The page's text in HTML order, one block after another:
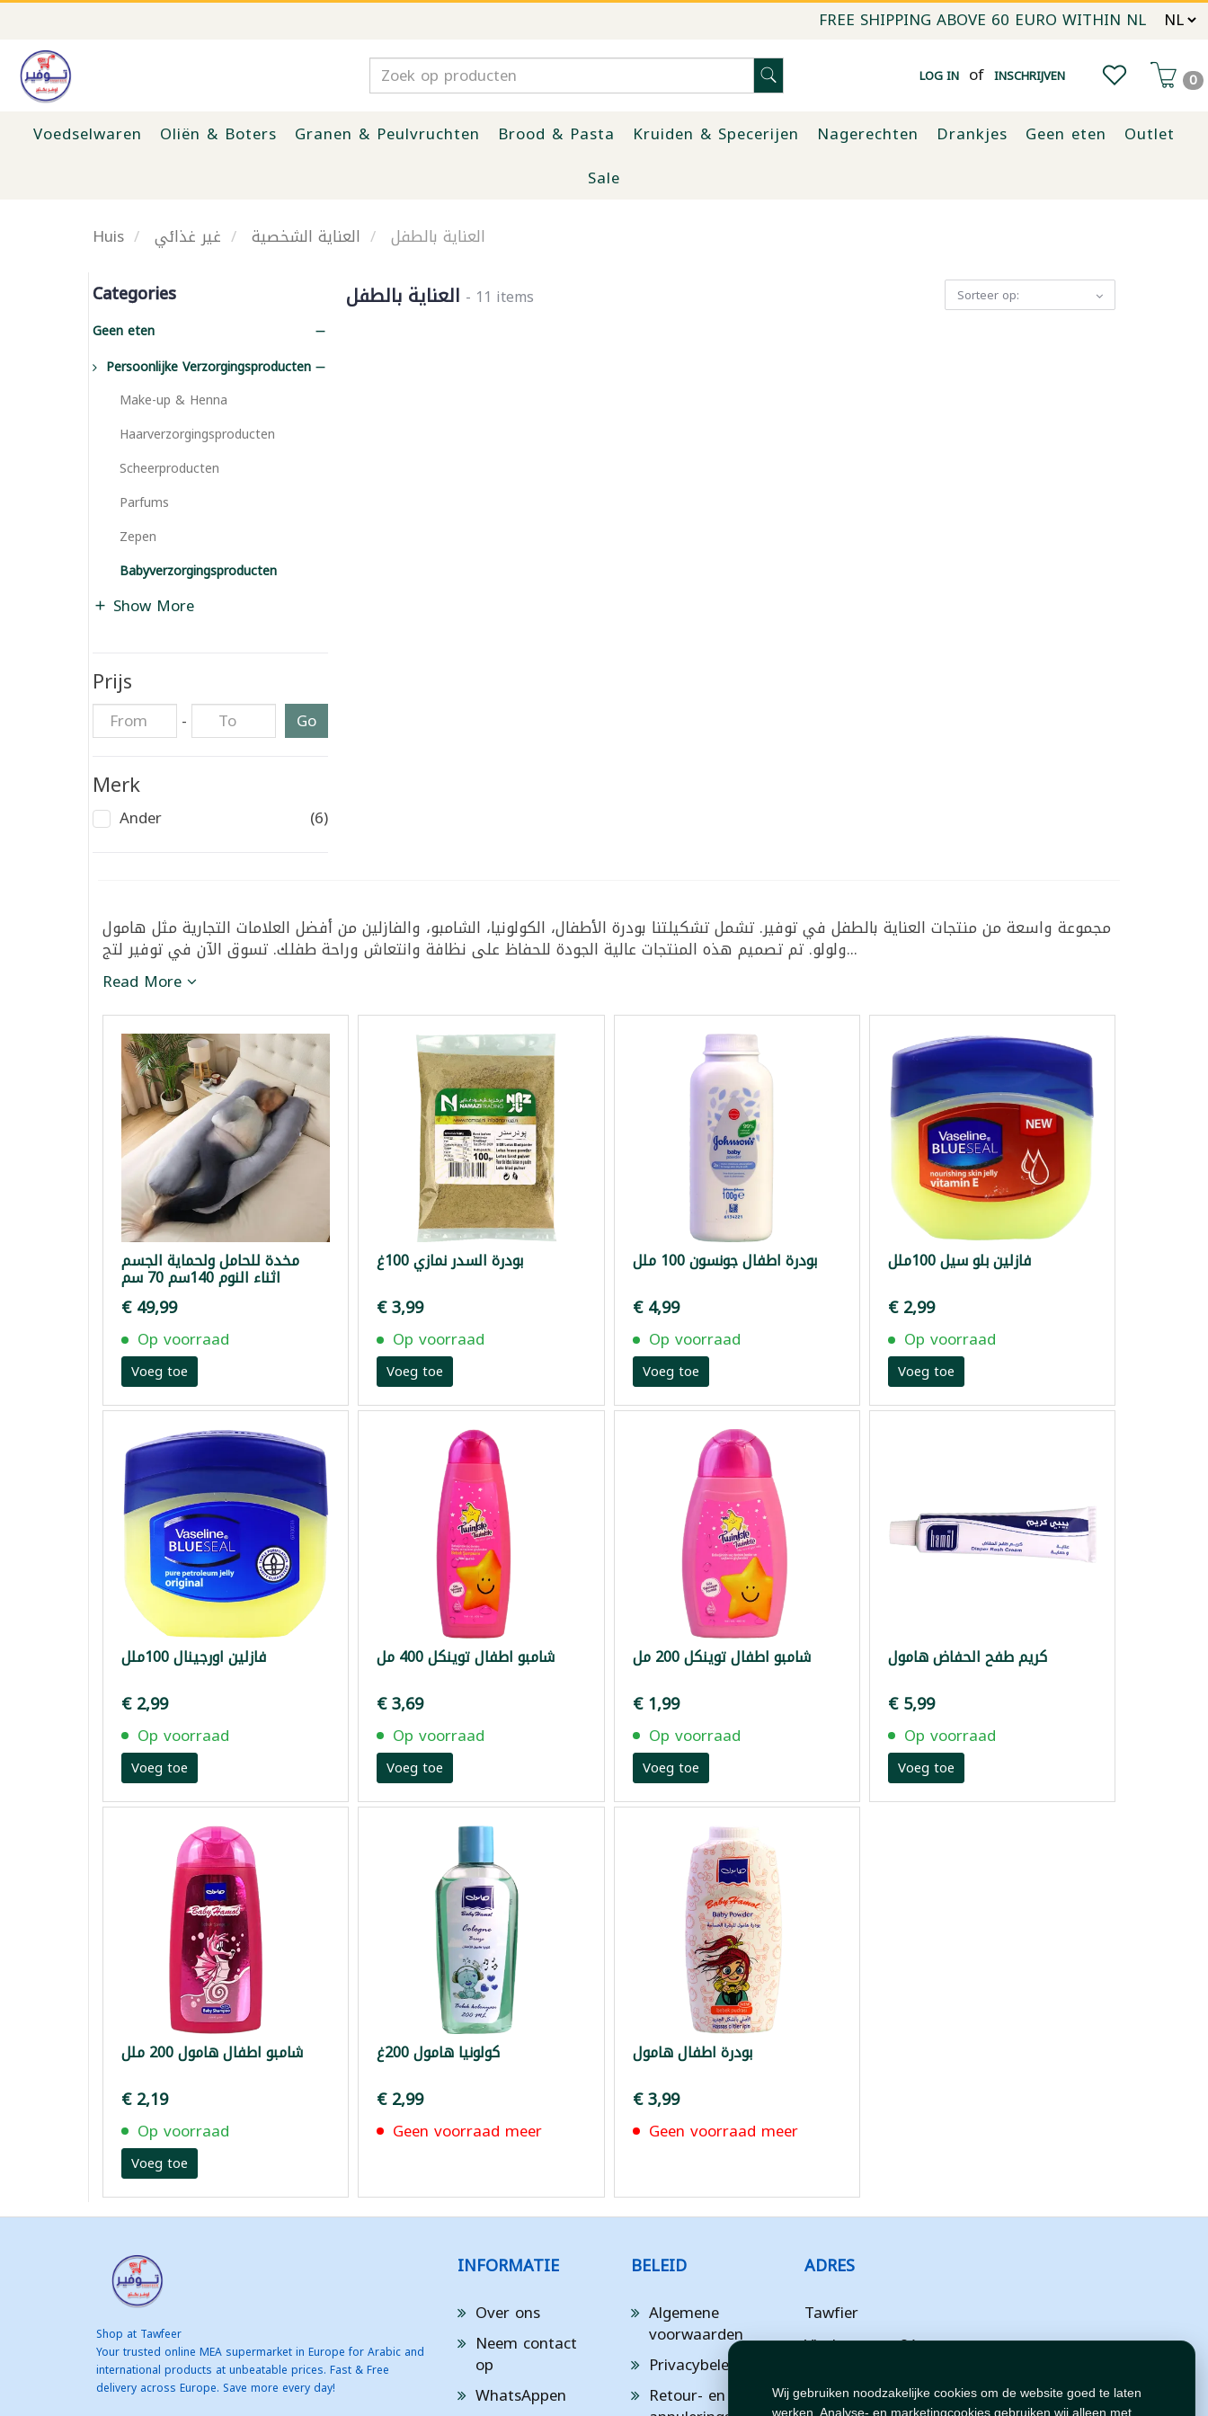
Wij gebruiken noodzakelijke cookies om de website goed te laten
werken. Analyse- en marketingcookies gebruiken wij alleen met
FREE SHIPPING ABOVE 60 EURO WITHIN NL
LOG IN of INSCHRIJVEN 0
Voedselwaren Oliën & Boters Granen & Peulvruchten Brood & Pasta Kruiden & Specerijen Nagerechten Drankjes Geen eten
Outlet
Sale
Huis غير غذائي العناية الشخصية العناية بالطفل
Categories
Geen eten
Persoonlijke Verzorgingsproducten
Make-up & Henna
Haarverzorgingsproducten
Scheerproducten
Parfums
Zepen
Babyverzorgingsproducten
Show More
Prijs
- Go
Merk
Ander (6)
العناية بالطفل - 11 items Sorteer op:
مجموعة واسعة من منتجات العناية بالطفل في توفير. تشمل تشكيلتنا بودرة الأطفال، الكولونيا، الشامبو، والفازلين من أفضل العلامات التجارية مثل هامول
ولولو. تم تصميم هذه المنتجات عالية الجودة للحفاظ على نظافة وانتعاش وراحة طفلك. تسوق الآن في توفير لتج...
Read More
مخدة للحامل ولحماية الجسم
اثناء النوم 140سم 70 سم
€ 49,99
Op voorraad
Voeg toe
بودرة السدر نمازي 100غ
€ 3,99
Op voorraad
Voeg toe
بودرة اطفال جونسون 100 ملل
€ 4,99
Op voorraad
Voeg toe
فازلين بلو سيل 100ملل
€ 2,99
Op voorraad
Voeg toe
فازلين اورجينال 100ملل
€ 2,99
Op voorraad
Voeg toe
شامبو اطفال توينكل 400 مل
€ 3,69
Op voorraad
Voeg toe
شامبو اطفال توينكل 200 مل
€ 1,99
Op voorraad
Voeg toe
كريم طفح الحفاض هامول
€ 5,99
Op voorraad
Voeg toe
شامبو اطفال هامول 200 ملل
€ 2,19
Op voorraad
Voeg toe
كولونيا هامول 200غ
€ 2,99
Geen voorraad meer
بودرة اطفال هامول
€ 3,99
Geen voorraad meer
Shop at Tawfeer
Your trusted online MEA supermarket in Europe for Arabic and
international products at unbeatable prices. Fast & Free
delivery across Europe. Save more every day!
INFORMATIE
Over ons
Neem contact
op
WhatsAppen
BELEID
Algemene
voorwaarden
Privacybeleid
Retour- en
ADRES
Tawfier
Vlotbrugweg 8A
Flevoland